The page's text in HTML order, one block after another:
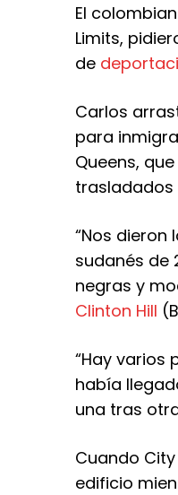
El
Limits,
de
Carlos
para
Queens,
trasladados
“Nos dieron
sudanés de
negras y
Clinton Hill
“Hay varios
había
una tras
Cuando
edificio